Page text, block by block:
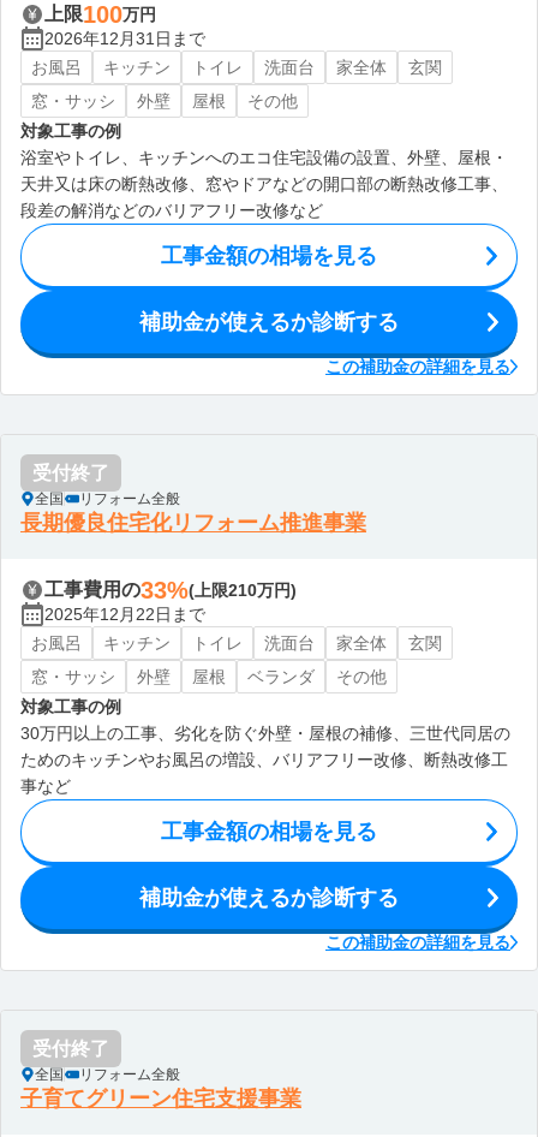
上限100万円
2026年12月31日まで
お風呂
キッチン トイレ 洗面台 家全体
玄関
窓・サッシ
外壁 屋根
その他
対象工事の例
浴室やトイレ、キッチンへのエコ住宅設備の設置、外壁、屋根・
天井又は床の断熱改修、窓やドアなどの開口部の断熱改修工事、
段差の解消などのバリアフリー改修など
工事金額の相場を見る
補助金が使えるか診断する
この補助金の詳細を見る
受付終了
全国 リフォーム全般
長期優良住宅化リフォーム推進事業
工事費用の33%(上限210万円)
2025年12月22日まで
お風呂
キッチン トイレ 洗面台 家全体
玄関
窓・サッシ
外壁 屋根 ベランダ
その他
対象工事の例
30万円以上の工事、劣化を防ぐ外壁・屋根の補修、三世代同居の
ためのキッチンやお風呂の増設、バリアフリー改修、断熱改修工
事など
工事金額の相場を見る
補助金が使えるか診断する
この補助金の詳細を見る
受付終了
全国 リフォーム全般
子育てグリーン住宅支援事業